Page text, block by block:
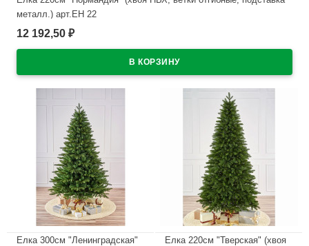
металл.) арт.ЕН 22
В наличии
12 192,50 ₽
Елка 300см "Ленинградская"
Елка 220см "Тверская" (хвоя